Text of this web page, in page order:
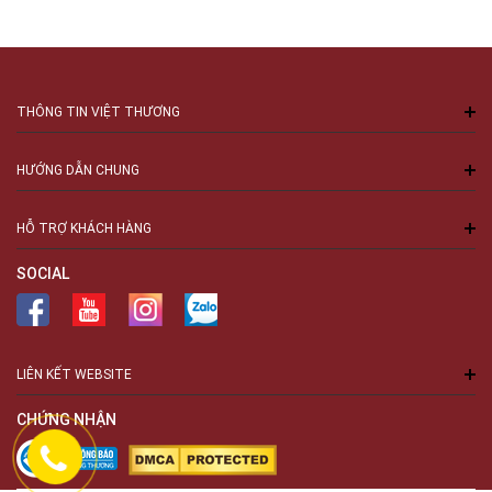
THÔNG TIN VIỆT THƯƠNG
HƯỚNG DẪN CHUNG
HỖ TRỢ KHÁCH HÀNG
SOCIAL
LIÊN KẾT WEBSITE
CHỨNG NHẬN